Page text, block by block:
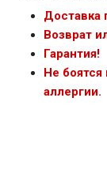
Доставка
Возврат
Гарантия!
Не
аллергии.